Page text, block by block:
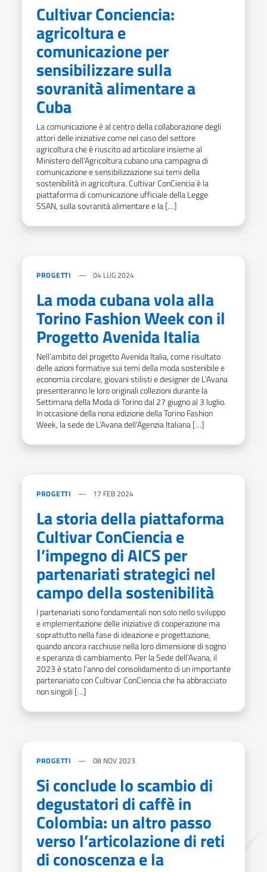
Cultivar Conciencia:
agricoltura e
comunicazione per
sensibilizzare sulla
sovranità alimentare a
Cuba
La comunicazione è al centro della collaborazione degli
attori delle iniziative come nel caso del settore
agricoltura che è riuscito ad articolare insieme al
Ministero dell’Agricoltura cubano una campagna di
comunicazione e sensibilizzazione sui temi della
sostenibilità in agricoltura. Cultivar ConCiencia è la
piattaforma di comunicazione ufficiale della Legge
SSAN, sulla sovranità alimentare e la […]
PROGETTI 04 LUG 2024
La moda cubana vola alla
Torino Fashion Week con il
Progetto Avenida Italia
Nell’ambito del progetto Avenida Italia, come risultato
delle azioni formative sui temi della moda sostenibile e
economia circolare, giovani stilisti e designer de L’Avana
presenteranno le loro originali collezioni durante la
Settimana della Moda di Torino dal 27 giugno al 3 luglio.
In occasione della nona edizione della Torino Fashion
Week, la sede de L’Avana dell’Agenzia Italiana […]
PROGETTI 17 FEB 2024
La storia della piattaforma
Cultivar ConCiencia e
l’impegno di AICS per
partenariati strategici nel
campo della sostenibilità
I partenariati sono fondamentali non solo nello sviluppo
e implementazione delle iniziative di cooperazione ma
soprattutto nella fase di ideazione e progettazione,
quando ancora racchiuse nella loro dimensione di sogno
e speranza di cambiamento. Per la Sede dell’Avana, il
2023 è stato l’anno del consolidamento di un importante
partenariato con Cultivar ConCiencia che ha abbracciato
non singoli […]
PROGETTI 08 NOV 2023
Si conclude lo scambio di
degustatori di caffè in
Colombia: un altro passo
verso l’articolazione di reti
di conoscenza e la